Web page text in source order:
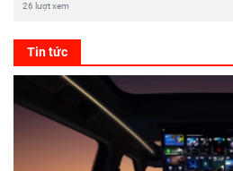
26 lượt xem
Tin tức